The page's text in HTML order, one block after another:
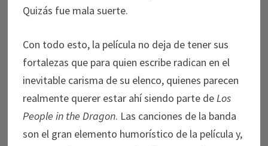
Quizás fue mala suerte.
Con todo esto, la película no deja de tener sus
fortalezas que para quien escribe radican en el
inevitable carisma de su elenco, quienes parecen
realmente querer estar ahí siendo parte de Los
People in the Dragon. Las canciones de la banda
son el gran elemento humorístico de la película y,